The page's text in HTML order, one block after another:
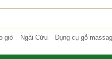
gió Ngải Cứu Dụng cụ gỗ